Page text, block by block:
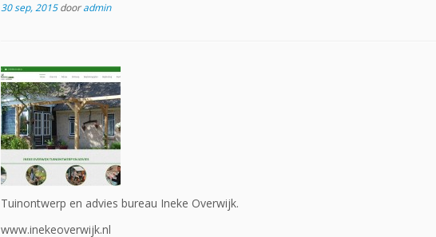
30 sep, 2015 dooradmin
Tuinontwerp en advies bureau Ineke Overwijk.
www.inekeoverwijk.nl